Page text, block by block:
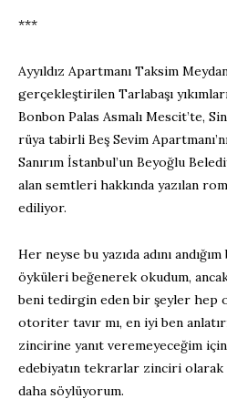
***
Ayyıldız Apartmanı Taksim
gerçekleştirilen Tarlabaşı
Bonbon Palas Asmalı Mescit’te,
rüya tabirli Beş Sevim
Sanırım İstanbul’un Beyoğlu
alan semtleri hakkında yazılan
ediliyor.
Her neyse bu yazıda adını
öyküleri beğenerek okudum,
beni tedirgin eden bir şeyler hep
otoriter tavır mı, en iyi ben
zincirine yanıt veremeyeceğim
edebiyatın tekrarlar zinciri olarak
daha söylüyorum.